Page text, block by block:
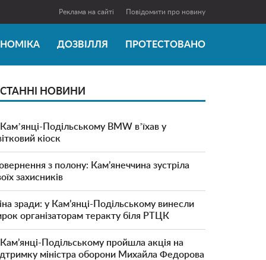
Реклама на сайті Повідомити про новину
ДОЗВІЛЛЯ ПРОТЕСТОВАНО
НОВИНИ
Подільському BMW вʼїхав у
кіоск
з полону: Кам’янеччина зустріла
захисників
зради: у Кам’янці-Подільському винесли
організаторам теракту біля РТЦК
Подільському пройшла акція на
міністра оборони Михайла Федорова